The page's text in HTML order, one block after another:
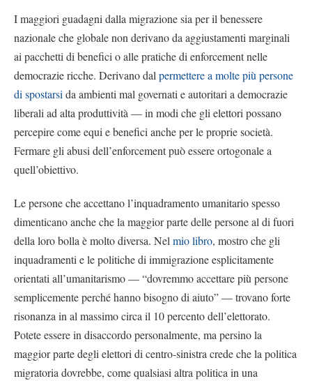
I maggiori guadagni dalla migrazione sia per il benessere
nazionale che globale non derivano da aggiustamenti marginali
ai pacchetti di benefici o alle pratiche di enforcement nelle
democrazie ricche. Derivano dal permettere a molte più persone
di spostarsi da ambienti mal governati e autoritari a democrazie
liberali ad alta produttività — in modi che gli elettori possano
percepire come equi e benefici anche per le proprie società.
Fermare gli abusi dell’enforcement può essere ortogonale a
quell’obiettivo.
Le persone che accettano l’inquadramento umanitario spesso
dimenticano anche che la maggior parte delle persone al di fuori
della loro bolla è molto diversa. Nel mio libro, mostro che gli
inquadramenti e le politiche di immigrazione esplicitamente
orientati all’umanitarismo — “dovremmo accettare più persone
semplicemente perché hanno bisogno di aiuto” — trovano forte
risonanza in al massimo circa il 10 percento dell’elettorato.
Potete essere in disaccordo personalmente, ma persino la
maggior parte degli elettori di centro-sinistra crede che la politica
migratoria dovrebbe, come qualsiasi altra politica in una